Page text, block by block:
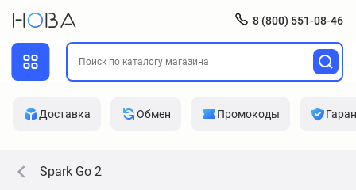
8 (800) 551-08-46
Доставка Обмен Промокоды
Spark Go 2